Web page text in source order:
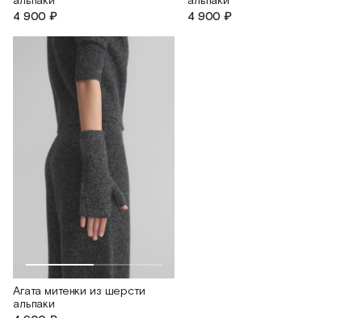
4 900 ₽
4 900 ₽
Агата митенки из шерсти
альпаки